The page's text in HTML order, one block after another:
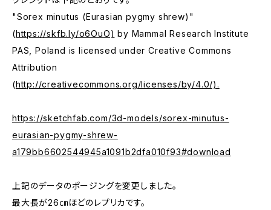
"Sorex minutus (Eurasian pygmy shrew)"
(https://skfb.ly/o6OuO) by Mammal Research Institute
PAS, Poland is licensed under Creative Commons
Attribution
(http://creativecommons.org/licenses/by/4.0/).
https://sketchfab.com/3d-models/sorex-minutus-
eurasian-pygmy-shrew-
a179bb6602544945a1091b2dfa010f93#download
上記のデータのポージングを変更しました。
最大長が26㎝ほどのレプリカです。